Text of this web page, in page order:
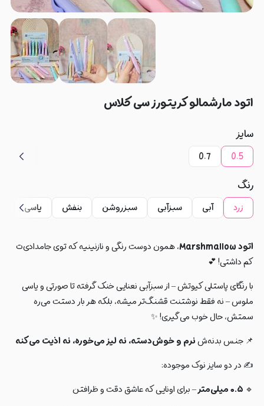
اتود مارشمالو کریتورز سی کلاس
سایز
0.5
0.7
رنگ
زرد آبی سبزآبی سبزروشن بنفش یاسی
اتود Marshmallow
، همون دوست رنگی و نازنینیه که توی جامدادی‌ت
کم داشتی! 💕
با رنگای پاستلی کیوتش – از سبزآبی نعنایی خنک گرفته تا صورتی و یاسی
ملوس – نه فقط نوشتنت قشنگ‌تر میشه، بلکه هر بار دستت می‌ره
سمتش، حال خوب می‌گیری! ✨
📌 جنس بدنه‌شنرم و خوش‌دسته، نه لیز می‌خوره، نه اذیت می‌کنه
✍️ در دو سایز نوک موجوده:
🔹
– برای اونایی که عاشق دقت و ظرافتن